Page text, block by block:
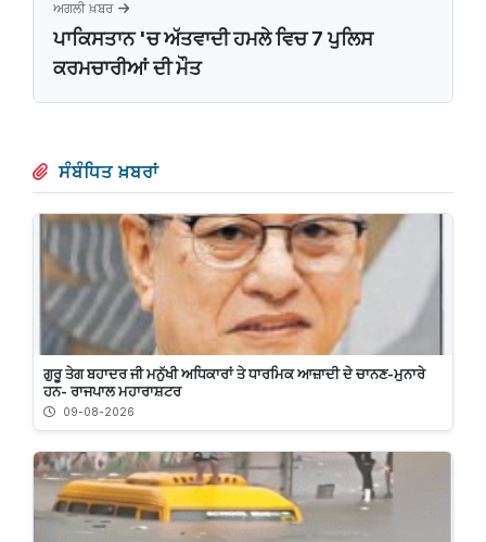
ਅਗਲੀ ਖ਼ਬਰ
ਪਾਕਿਸਤਾਨ 'ਚ ਅੱਤਵਾਦੀ ਹਮਲੇ ਵਿਚ 7 ​​ਪੁਲਿਸ
ਕਰਮਚਾਰੀਆਂ ਦੀ ਮੌਤ
ਸੰਬੰਧਿਤ ਖ਼ਬਰਾਂ
ਗੁਰੂ ਤੇਗ ਬਹਾਦਰ ਜੀ ਮਨੁੱਖੀ ਅਧਿਕਾਰਾਂ ਤੇ ਧਾਰਮਿਕ ਆਜ਼ਾਦੀ ਦੇ ਚਾਨਣ-ਮੁਨਾਰੇ
ਹਨ- ਰਾਜਪਾਲ ਮਹਾਰਾਸ਼ਟਰ
09-08-2026